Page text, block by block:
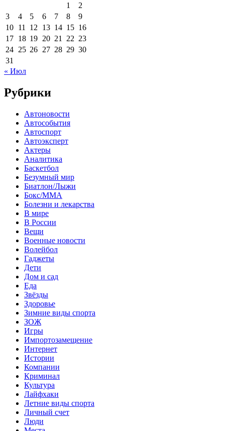
1
2
3
4 5 6 7 8
9
10 11 12 13 14 15 16
17 18 19 20 21 22 23
24 25 26 27 28 29 30
31
« Июл
Рубрики
Автоновости
Автособытия
Автоспорт
Автоэксперт
Актеры
Аналитика
Баскетбол
Безумный мир
Биатлон/Лыжи
Бокс/MMA
Болезни и лекарства
В мире
В России
Вещи
Военные новости
Волейбол
Гаджеты
Дети
Дом и сад
Еда
Звёзды
Здоровье
Зимние виды спорта
ЗОЖ
Игры
Импортозамещение
Интернет
Истории
Компании
Криминал
Культура
Лайфхаки
Летние виды спорта
Личный счет
Люди